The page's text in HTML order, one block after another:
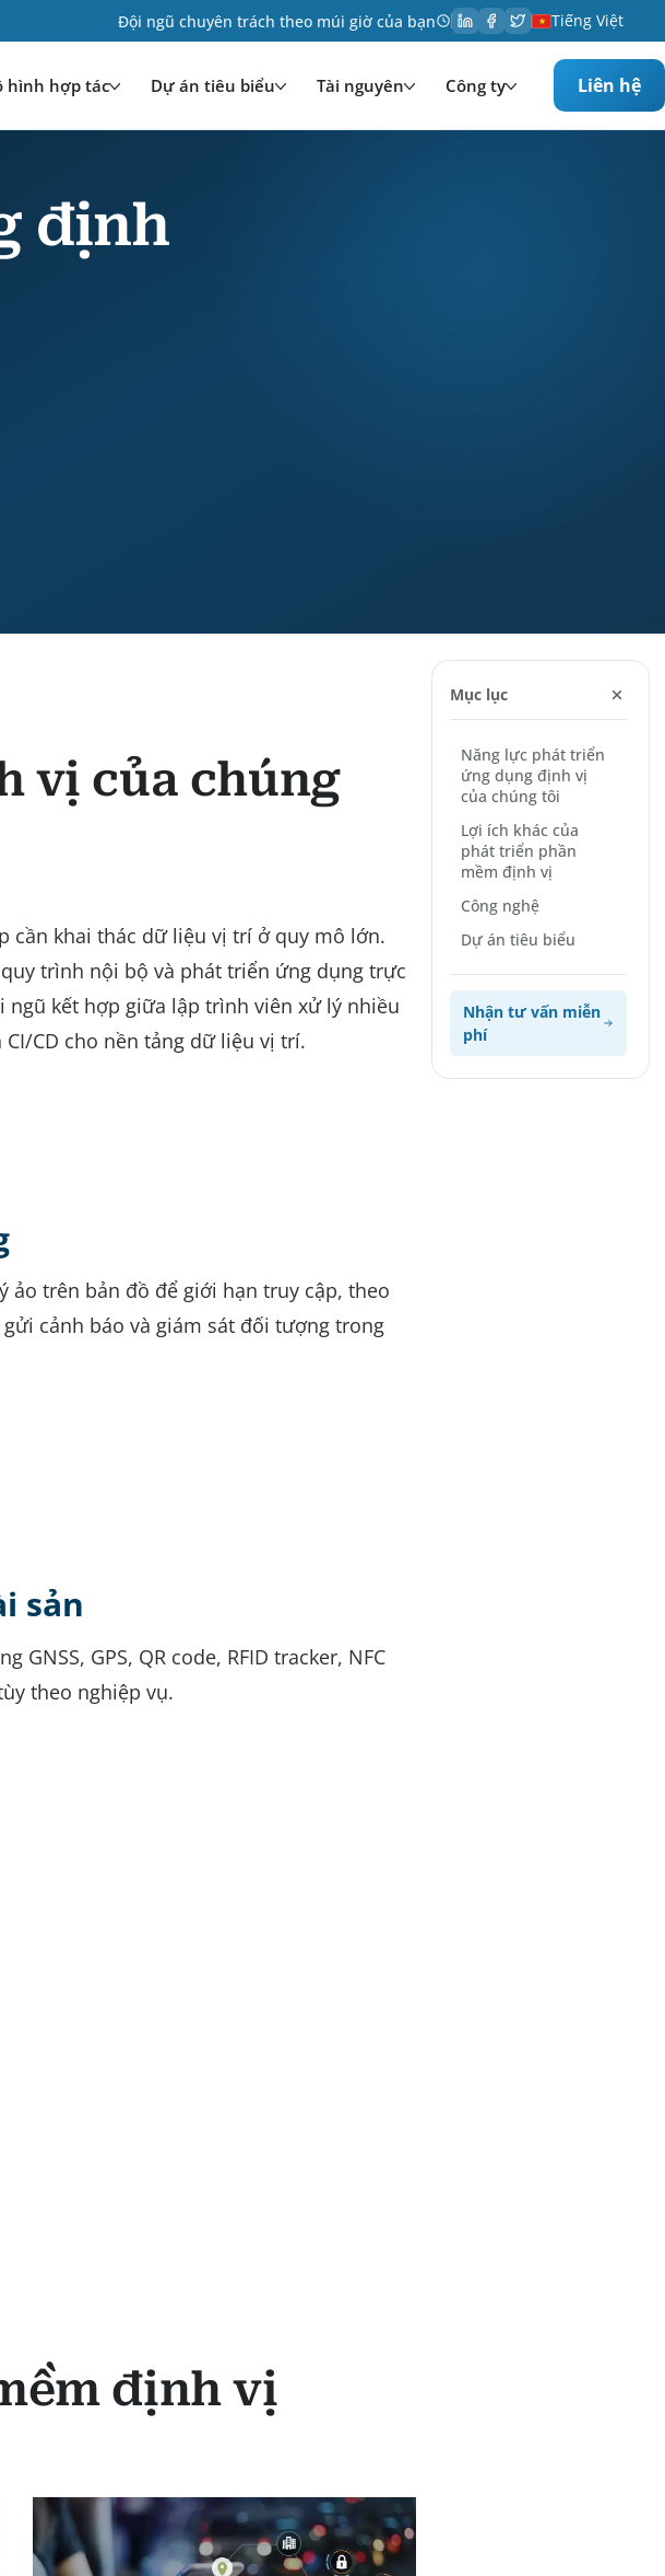
Đội ngũ chuyên trách theo múi giờ của bạn Tiếng Việt
hình hợp tác Dự án tiêu biểu Tài nguyên Công ty Liên hệ
định
vị của chúng
cần khai thác dữ liệu vị trí ở quy mô lớn.
trình nội bộ và phát triển ứng dụng trực
ngũ kết hợp giữa lập trình viên xử lý nhiều
CD cho nền tảng dữ liệu vị trí.
ảo trên bản đồ để giới hạn truy cập, theo
cảnh báo và giám sát đối tượng trong
sản
GNSS, GPS, QR code, RFID tracker, NFC
theo nghiệp vụ.
định vị
Mục lục
Năng lực phát triển
ứng dụng định vị
của chúng tôi
Lợi ích khác của
phát triển phần
mềm định vị
Công nghệ
Dự án tiêu biểu
Nhận tư vấn miễn
phí